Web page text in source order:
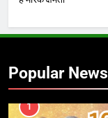
Popular News
1